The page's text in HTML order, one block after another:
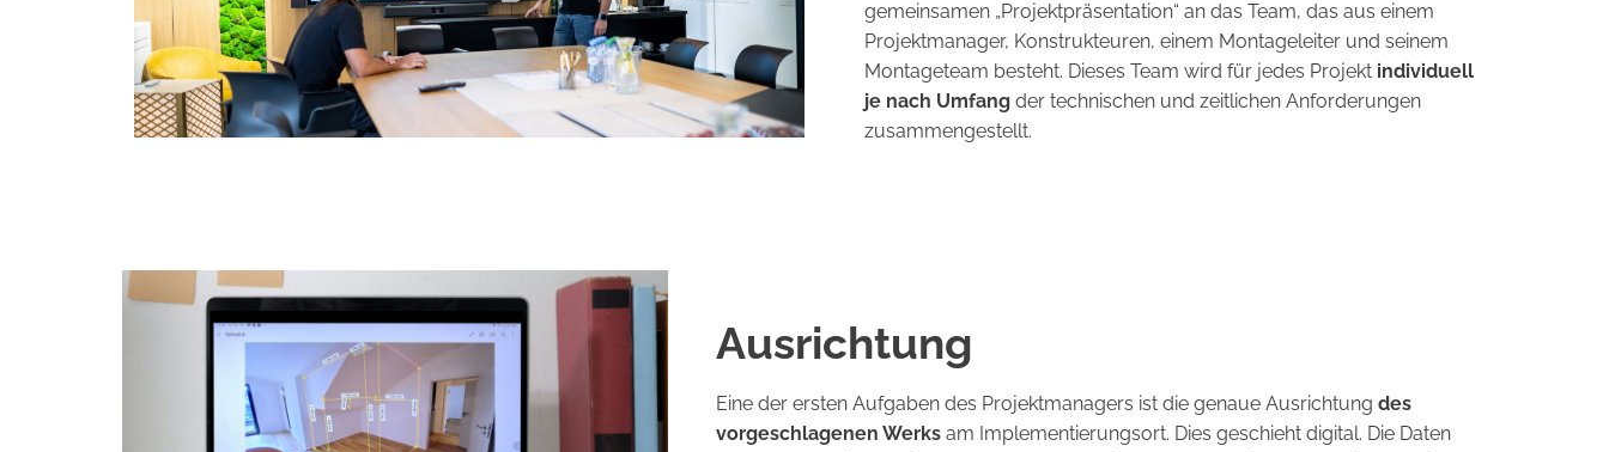
gemeinsamen „Projektpräsentation“ an das Team, das aus einem
Projektmanager, Konstrukteuren, einem Montageleiter und seinem
Montageteam besteht. Dieses Team wird für jedes Projekt individuell
je nach Umfang der technischen und zeitlichen Anforderungen
zusammengestellt.
Ausrichtung
Eine der ersten Aufgaben des Projektmanagers ist die genaue Ausrichtung des
vorgeschlagenen Werks am Implementierungsort. Dies geschieht digital. Die Daten